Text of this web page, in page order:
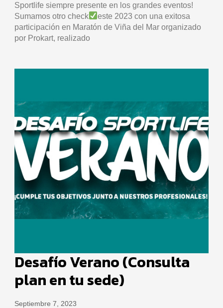
Sportlife siempre presente en los grandes eventos!
Sumamos otro check
este 2023 con una exitosa
participación en Maratón de Viña del Mar organizado
por Prokart, realizado
Desafío Verano (Consulta
plan en tu sede)
Septiembre 7, 2023